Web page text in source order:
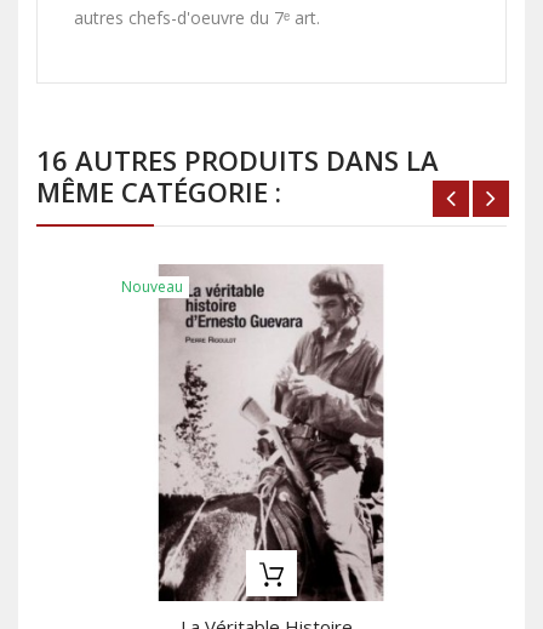
autres chefs-d'oeuvre du 7ᵉ art.
16 AUTRES PRODUITS DANS LA
MÊME CATÉGORIE :
Nouveau